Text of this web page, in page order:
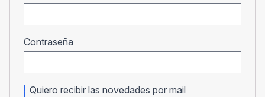
Contraseña
Quiero recibir las novedades por mail